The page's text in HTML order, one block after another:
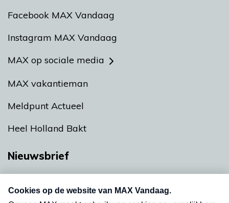
Facebook MAX Vandaag
Instagram MAX Vandaag
MAX op sociale media
MAX vakantieman
Meldpunt Actueel
Heel Holland Bakt
Nieuwsbrief
nieuwsbrief. Elke vrijdag- en dinsdagochtend in